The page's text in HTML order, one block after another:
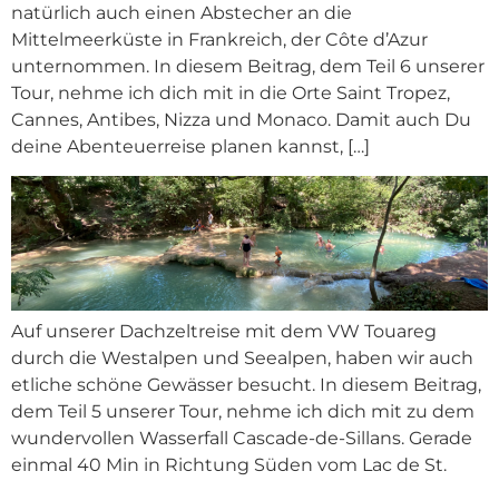
natürlich auch einen Abstecher an die
Mittelmeerküste in Frankreich, der Côte d’Azur
unternommen. In diesem Beitrag, dem Teil 6 unserer
Tour, nehme ich dich mit in die Orte Saint Tropez,
Cannes, Antibes, Nizza und Monaco. Damit auch Du
deine Abenteuerreise planen kannst, […]
Auf unserer Dachzeltreise mit dem VW Touareg
durch die Westalpen und Seealpen, haben wir auch
etliche schöne Gewässer besucht. In diesem Beitrag,
dem Teil 5 unserer Tour, nehme ich dich mit zu dem
wundervollen Wasserfall Cascade-de-Sillans. Gerade
einmal 40 Min in Richtung Süden vom Lac de St.